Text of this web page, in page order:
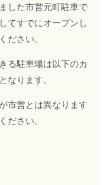
した市営元町駐車で
てすでにオープンし
ださい。
る駐車場は以下のカ
なります。
市営とは異なります
ださい。